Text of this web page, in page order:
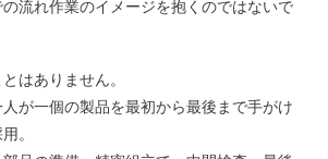
流れ作業のイメージを抱くのではないで
はありません。
が一個の製品を最初から最後まで手がけ
。